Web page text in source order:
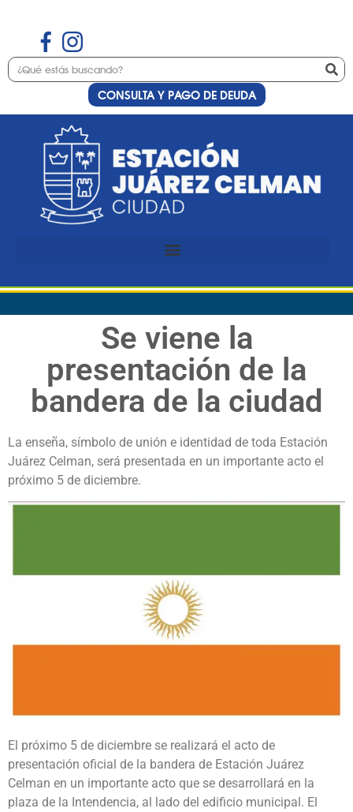
CONSULTA Y PAGO DE DEUDA
Se viene la
presentación de la
bandera de la ciudad
La enseña, símbolo de unión e identidad de toda Estación
Juárez Celman, será presentada en un importante acto el
próximo 5 de diciembre.
El próximo 5 de diciembre se realizará el acto de
presentación oficial de la bandera de Estación Juárez
Celman en un importante acto que se desarrollará en la
plaza de la Intendencia, al lado del edificio municipal. El